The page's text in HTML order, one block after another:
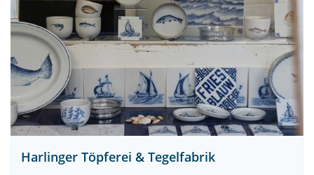
Harlinger Töpferei & Tegelfabrik